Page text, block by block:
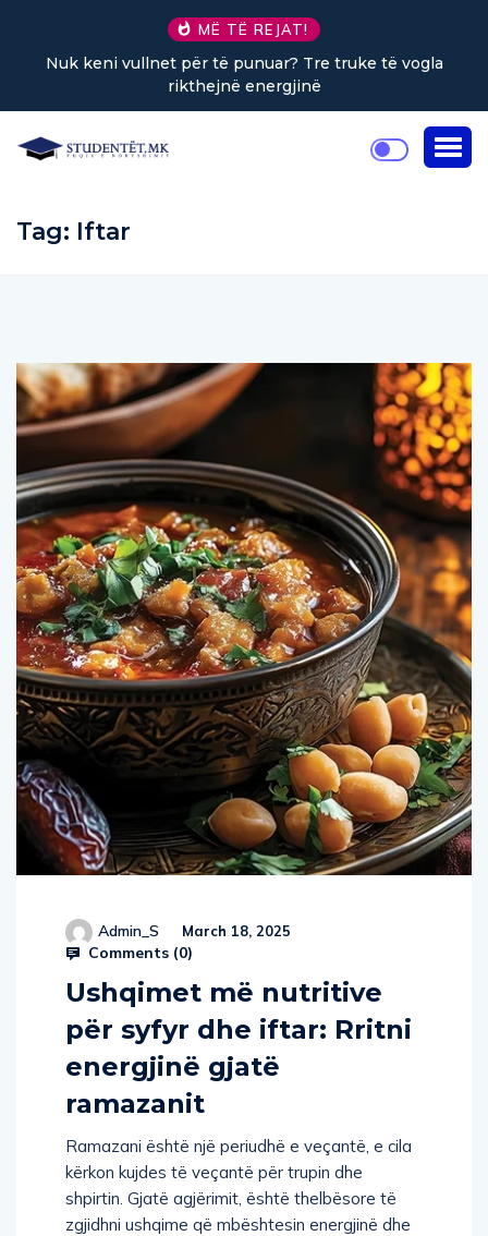
MË TË REJAT!
Nuk keni vullnet për të punuar? Tre truke të vogla
rikthejnë energjinë
Tag: Iftar
Admin_S March 18, 2025
Comments (0)
Ushqimet më nutritive
për syfyr dhe iftar: Rritni
energjinë gjatë
ramazanit
Ramazani është një periudhë e veçantë, e cila
kërkon kujdes të veçantë për trupin dhe
shpirtin. Gjatë agjërimit, është thelbësore të
zgjidhni ushqime që mbështesin energjinë dhe